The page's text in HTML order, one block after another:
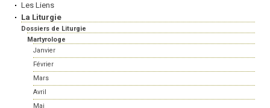
Les Liens
La Liturgie
Dossiers de Liturgie
Martyrologe
Janvier
Février
Mars
Avril
Mai